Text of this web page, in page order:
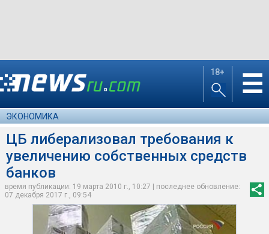
18+ ☰
ЭКОНОМИКА
ЦБ либерализовал требования к
увеличению собственных средств
банков
время публикации: 19 марта 2010 г., 10:27 | последнее обновление:
07 декабря 2017 г., 09:54